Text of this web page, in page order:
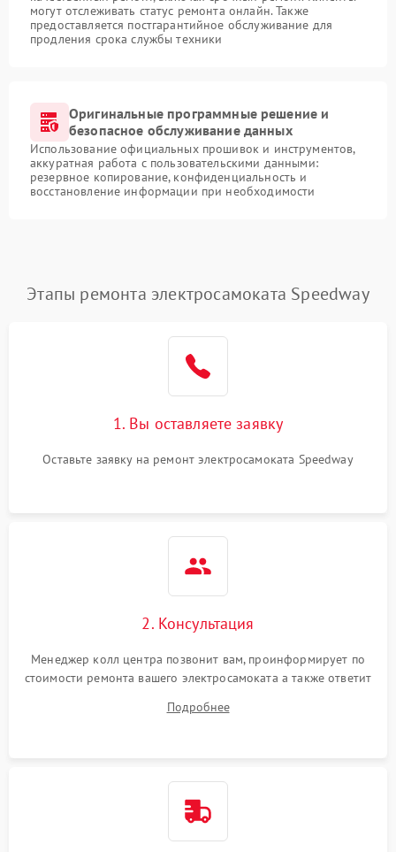
могут отслеживать статус ремонта онлайн. Также
предоставляется постгарантийное обслуживание для
продления срока службы техники
Оригинальные программные решение и
безопасное обслуживание данных
Использование официальных прошивок и инструментов,
аккуратная работа с пользовательскими данными:
резервное копирование, конфиденциальность и
восстановление информации при необходимости
Этапы ремонта электросамоката Speedway
1. Вы оставляете заявку
Оставьте заявку на ремонт электросамоката Speedway
2. Консультация
Менеджер колл центра позвонит вам, проинформирует по
стоимости ремонта вашего электросамоката а также ответит
Подробнее